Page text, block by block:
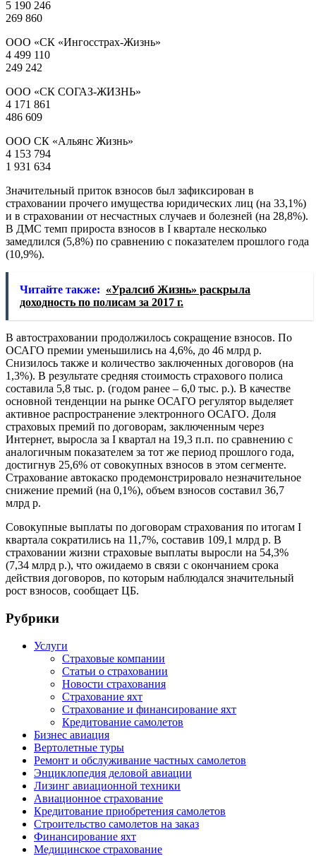
5 190 246
269 860
ООО «СК «Ингосстрах-Жизнь»
4 499 110
249 242
ООО «СК СОГАЗ-ЖИЗНЬ»
4 171 861
486 609
ООО СК «Альянс Жизнь»
4 153 794
1 931 634
Значительный приток взносов был зафиксирован в
страховании прочего имущества юридических лиц (на 33,1%)
и в страховании от несчастных случаев и болезней (на 28,8%).
В ДМС темп прироста взносов в I квартале несколько
замедлился (5,8%) по сравнению с показателем прошлого года
(10,9%).
Читайте также: «Уралсиб Жизнь» раскрыла
доходность по полисам за 2017 г.
В автостраховании продолжилось сокращение взносов. По
ОСАГО премии уменьшились на 4,6%, до 46 млрд р.
Снизилось также и количество заключенных договоров (на
1,3%). В результате средняя стоимость страхового полиса
составила 5,8 тыс. р. (годом ранее – 6,0 тыс. р.). В качестве
основной тенденции на рынке ОСАГО регулятор выделяет
активное распространение электронного ОСАГО. Доля
страховых премий по договорам, заключенным через
Интернет, выросла за I квартал на 19,3 п.п. по сравнению с
аналогичным показателем за тот же период прошлого года,
достигнув 25,6% от совокупных взносов в этом сегменте.
Страхование автокаско продемонстрировало незначительное
снижение премий (на 0,1%), объем взносов составил 36,7
млрд р.
Совокупные выплаты по договорам страхования по итогам I
квартала сократились на 11,7%, составив 109,1 млрд р. В
страховании жизни страховые выплаты выросли на 54,3%
(7,34 млрд р.), что ожидаемо в связи с окончанием срока
действия договоров, по которым наблюдался значительный
рост взносов, сообщает ЦБ.
Рубрики
Услуги
Страховые компании
Статьи о страховании
Новости страхования
Страхование яхт
Страхование и финансирование яхт
Кредитование самолетов
Бизнес авиация
Вертолетные туры
Ремонт и обслуживание частных самолетов
Энциклопедия деловой авиации
Лизинг авиационной техники
Авиационное страхование
Кредитование приобретения самолетов
Строительство самолетов на заказ
Финансирование яхт
Медицинское страхование